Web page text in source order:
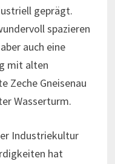
geprägt.
spazieren
auch eine
mit alten
Zeche Gneisenau
Wasserturm.
Industriekultur
hat